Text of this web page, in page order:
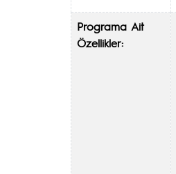
Programa Ait
Özellikler: